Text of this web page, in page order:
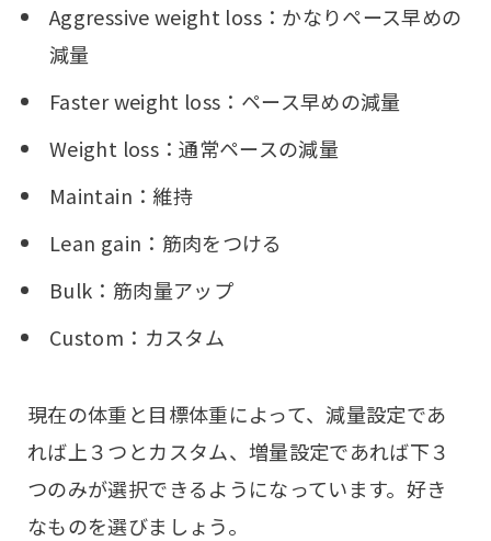
Aggressive weight loss：かなりペース早めの
減量
Faster weight loss：ペース早めの減量
Weight loss：通常ペースの減量
Maintain：維持
Lean gain：筋肉をつける
Bulk：筋肉量アップ
Custom：カスタム
現在の体重と目標体重によって、減量設定であ
れば上３つとカスタム、増量設定であれば下３
つのみが選択できるようになっています。好き
なものを選びましょう。